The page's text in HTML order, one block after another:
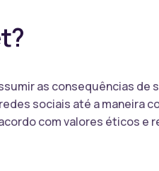
as consequências de
sociais até a maneira
com valores éticos e